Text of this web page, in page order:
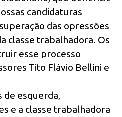
candidaturas
das opressões
classe trabalhadora. Os
esse processo
Tito Flávio Bellini e
de esquerda,
e a classe trabalhadora